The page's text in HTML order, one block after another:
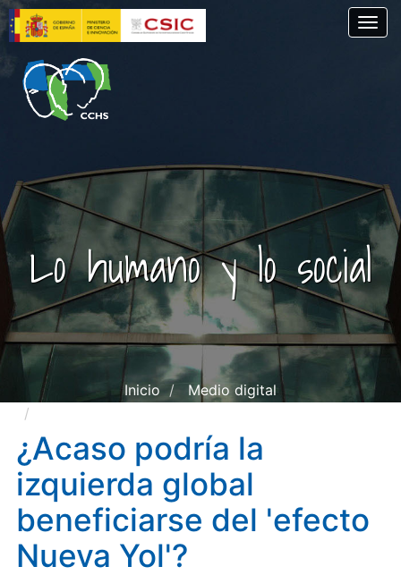
Pasar
al
contenido
principal
Lo humano y lo social
Inicio
Medio digital
'efecto Nueva Yol'?
¿Acaso podría la
izquierda global
beneficiarse del 'efecto
Nueva Yol'?